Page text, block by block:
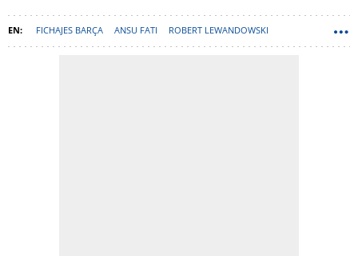
FICHAJES BARÇA ANSU FATI ROBERT LEWANDOWSKI